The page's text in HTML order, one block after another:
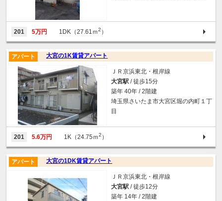
201 5万円 1DK（27.61ｍ2 ）
大宮の1K賃貸アパート
アパート
ＪＲ京浜東北・根岸線
大宮駅 / 徒歩15分
築年 40年 / 2階建
埼玉県さいたま市大宮区堀の内町１丁
目
201 5.6万円 1K（24.75ｍ2 ）
大宮の1DK賃貸アパート
アパート
ＪＲ京浜東北・根岸線
大宮駅 / 徒歩12分
築年 14年 / 2階建